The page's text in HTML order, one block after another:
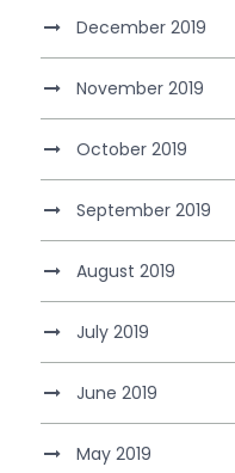
December 2019
November 2019
October 2019
September 2019
August 2019
July 2019
June 2019
May 2019